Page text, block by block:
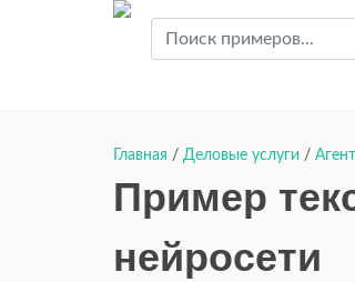
Главная / Деловые услуги /
Пример
нейросети